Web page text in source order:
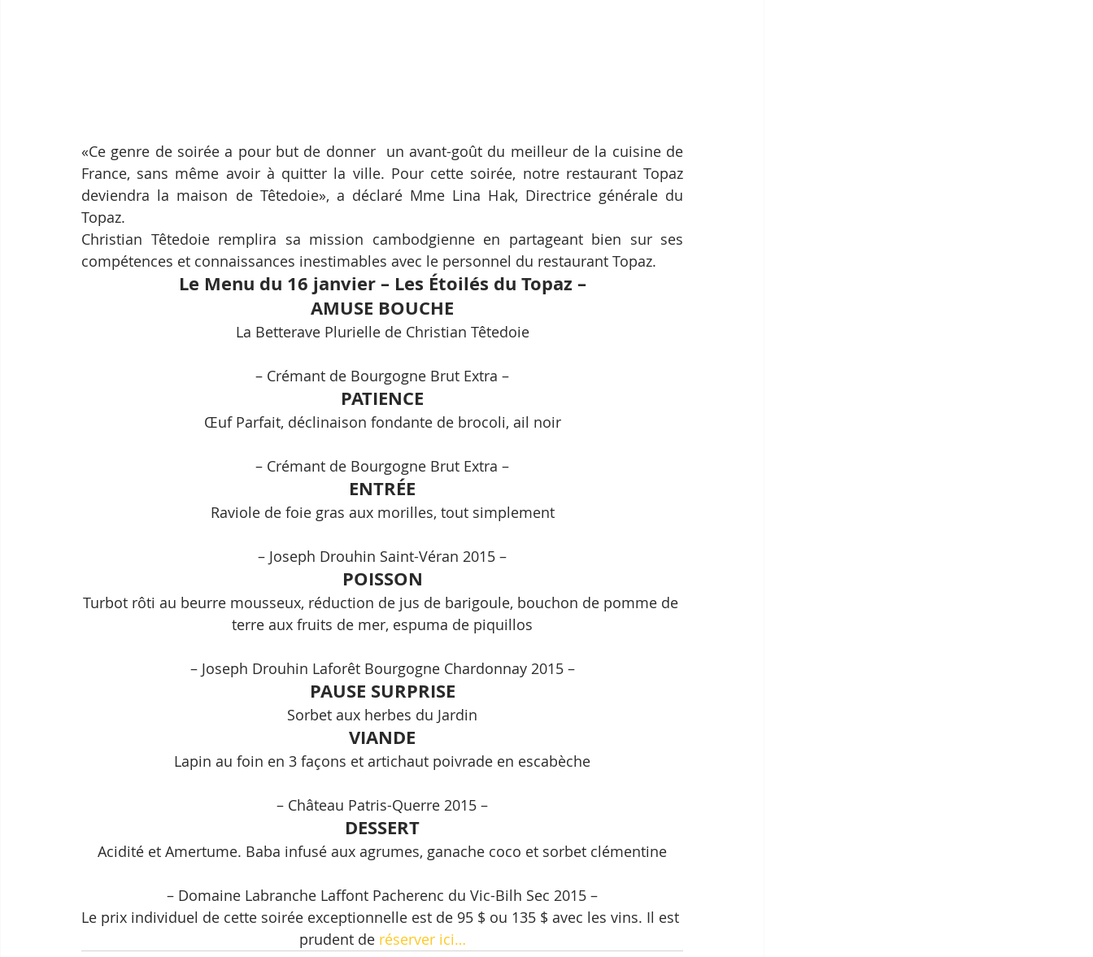
«Ce genre de soirée a pour but de donner  un avant-goût du meilleur de la cuisine de
France, sans même avoir à quitter la ville. Pour cette soirée, notre restaurant Topaz
deviendra la maison de Têtedoie», a déclaré Mme Lina Hak, Directrice générale du
Topaz.
Christian Têtedoie remplira sa mission cambodgienne en partageant bien sur ses
compétences et connaissances inestimables avec le personnel du restaurant Topaz.
Le Menu du 16 janvier – Les Étoilés du Topaz –
AMUSE BOUCHE
La Betterave Plurielle de Christian Têtedoie
– Crémant de Bourgogne Brut Extra –
PATIENCE
Œuf Parfait, déclinaison fondante de brocoli, ail noir
– Crémant de Bourgogne Brut Extra –
ENTRÉE
Raviole de foie gras aux morilles, tout simplement
– Joseph Drouhin Saint-Véran 2015 –
POISSON
Turbot rôti au beurre mousseux, réduction de jus de barigoule, bouchon de pomme de
terre aux fruits de mer, espuma de piquillos
– Joseph Drouhin Laforêt Bourgogne Chardonnay 2015 –
PAUSE SURPRISE
Sorbet aux herbes du Jardin
VIANDE
Lapin au foin en 3 façons et artichaut poivrade en escabèche
– Château Patris-Querre 2015 –
DESSERT
Acidité et Amertume. Baba infusé aux agrumes, ganache coco et sorbet clémentine
– Domaine Labranche Laffont Pacherenc du Vic-Bilh Sec 2015 –
Le prix individuel de cette soirée exceptionnelle est de 95 $ ou 135 $ avec les vins. Il est
prudent de réserver ici…